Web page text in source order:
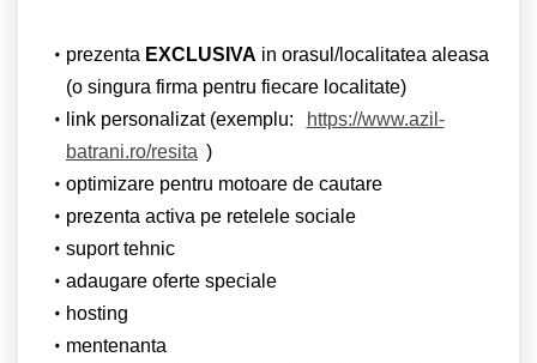
prezenta EXCLUSIVA in orasul/localitatea aleasa
(o singura firma pentru fiecare localitate)
link personalizat (exemplu:
https://www.azil-
batrani.ro/resita )
optimizare pentru motoare de cautare
prezenta activa pe retelele sociale
suport tehnic
adaugare oferte speciale
hosting
mentenanta